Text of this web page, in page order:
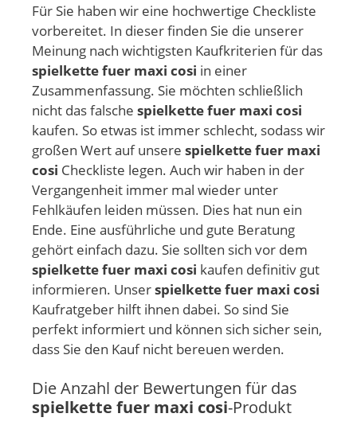
Für Sie haben wir eine hochwertige Checkliste
vorbereitet. In dieser finden Sie die unserer
Meinung nach wichtigsten Kaufkriterien für das
spielkette fuer maxi cosi in einer
Zusammenfassung. Sie möchten schließlich
nicht das falsche spielkette fuer maxi cosi
kaufen. So etwas ist immer schlecht, sodass wir
großen Wert auf unsere spielkette fuer maxi
cosi Checkliste legen. Auch wir haben in der
Vergangenheit immer mal wieder unter
Fehlkäufen leiden müssen. Dies hat nun ein
Ende. Eine ausführliche und gute Beratung
gehört einfach dazu. Sie sollten sich vor dem
spielkette fuer maxi cosi kaufen definitiv gut
informieren. Unserspielkette fuer maxi cosi
Kaufratgeber hilft ihnen dabei. So sind Sie
perfekt informiert und können sich sicher sein,
dass Sie den Kauf nicht bereuen werden.
Die Anzahl der Bewertungen für das
spielkette fuer maxi cosi-Produkt